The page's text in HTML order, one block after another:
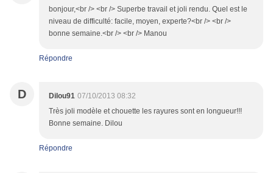
bonjour,<br /> <br /> Superbe travail et joli rendu. Quel est le
niveau de difficulté: facile, moyen, experte?<br /> <br />
bonne semaine.<br /> <br /> Manou
Répondre
D Dilou91 07/10/2013 08:32
Très joli modèle et chouette les rayures sont en longueur!!!
Bonne semaine. Dilou
Répondre